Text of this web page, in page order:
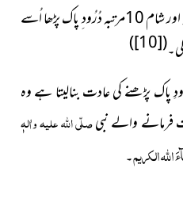
(4)جس نے مجھ پر صُبْح 10مرتبہ اور شام 10مرتبہ دُرُود ِ پاک پڑھا اُسے
(
[10]
)
پاک پڑھنے کی عادتبنالیتا ہے وہ
والے نبیصلّی اللہ علیہ واٰلہٖ
الکریم۔